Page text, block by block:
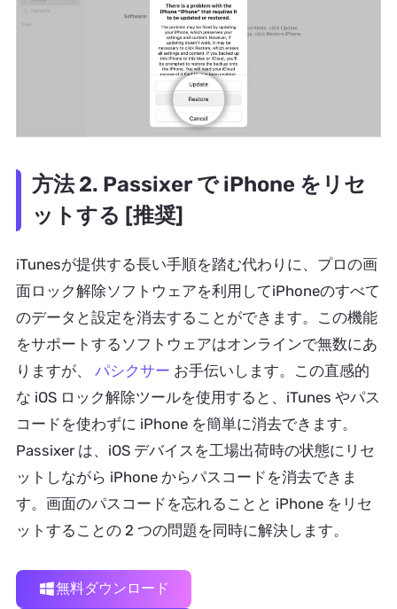
方法 2. Passixer で iPhone をリセ
ットする [推奨]
iTunesが提供する長い手順を踏む代わりに、プロの画
面ロック解除ソフトウェアを利用してiPhoneのすべて
のデータと設定を消去することができます。この機能
をサポートするソフトウェアはオンラインで無数にあ
りますが、 パシクサー お手伝いします。この直感的
な iOS ロック解除ツールを使用すると、iTunes やパス
コードを使わずに iPhone を簡単に消去できます。
Passixer は、iOS デバイスを工場出荷時の状態にリセ
ットしながら iPhone からパスコードを消去できま
す。画面のパスコードを忘れることと iPhone をリセ
ットすることの 2 つの問題を同時に解決します。
無料ダウンロード